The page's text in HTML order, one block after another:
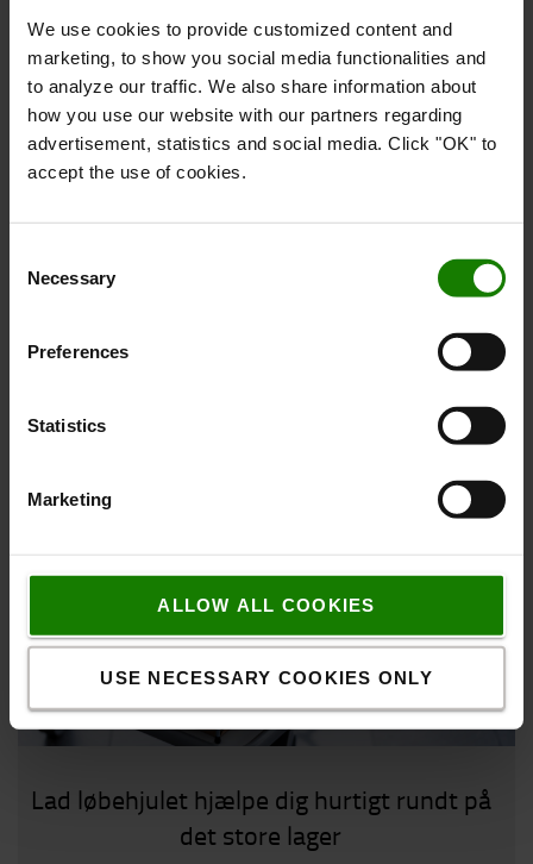
We use cookies to provide customized content and
marketing, to show you social media functionalities and
to analyze our traffic. We also share information about
how you use our website with our partners regarding
advertisement, statistics and social media. Click "OK" to
accept the use of cookies.
Selection
Necessary
Preferences
Statistics
Marketing
ALLOW ALL COOKIES
USE NECESSARY COOKIES ONLY
der nu ingen grund til at køre rundt i mørket. Den rigtige
belysning øger sikkerheden på arbejdspladsen og gør det
Lad løbehjulet hjælpe dig hurtigt rundt på
det store lager